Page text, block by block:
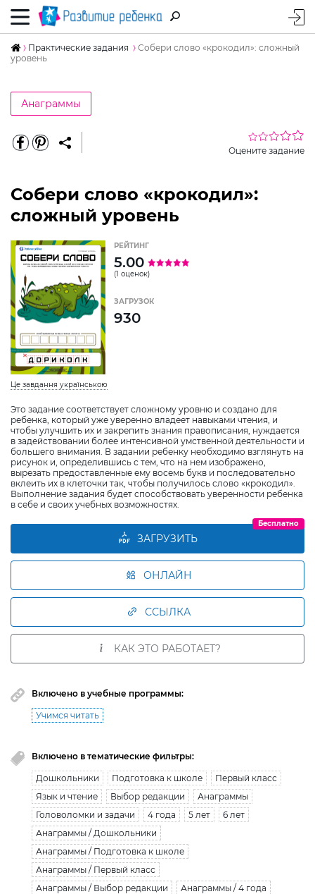
Практические задания
Собери слово «крокодил»: сложный
уровень
Анаграммы
Оцените задание
Собери слово «крокодил»:
сложный уровень
Це завдання українською
Это задание соответствует сложному уровню и создано для
ребенка, который уже уверенно владеет навыками чтения, и
чтобы улучшить их и закрепить знания правописания, нуждается
в задействовании более интенсивной умственной деятельности и
большего внимания. В задании ребенку необходимо взглянуть на
рисунок и, определившись с тем, что на нем изображено,
вырезать предоставленные ему восемь букв и последовательно
вклеить их в клеточки так, чтобы получилось слово «крокодил».
Выполнение задания будет способствовать уверенности ребенка
в себе и своих учебных возможностях.
РЕЙТИНГ
5.00
(1 оценок)
ЗАГРУЗОК
930
ЗАГРУЗИТЬ
Бесплатно
ОНЛАЙН
ССЫЛКА
КАК ЭТО РАБОТАЕТ?
Включено в учебные программы:
Учимся читать
Включено в тематические фильтры:
Дошкольники Подготовка к школе
Первый класс
Язык и чтение
Выбор редакции
Анаграммы
Головоломки и задачи
4 года 5 лет
6 лет
Анаграммы / Дошкольники
Анаграммы / Подготовка к школе
Анаграммы / Первый класс
Анаграммы / Выбор редакции
Анаграммы / 4 года